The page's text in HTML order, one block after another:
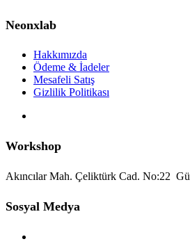
Neonxlab
Hakkımızda
Ödeme & İadeler
Mesafeli Satış
Gizlilik Politikası
Workshop
Akıncılar Mah. Çeliktürk Cad.
Sosyal Medya